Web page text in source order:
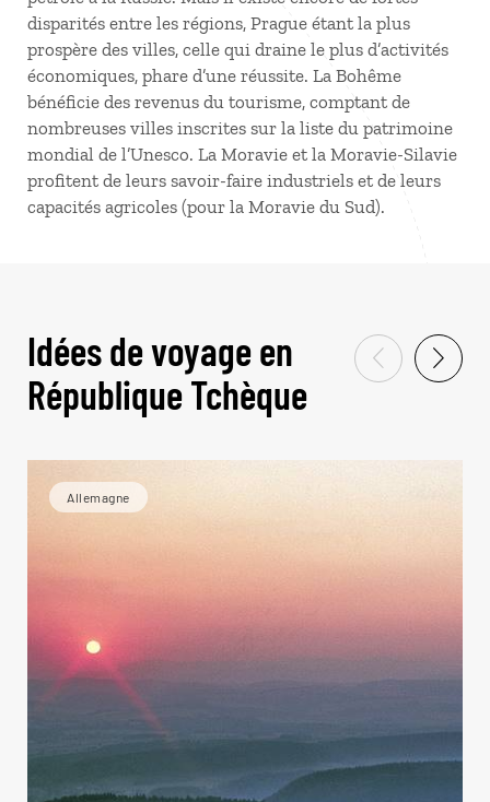
disparités entre les régions, Prague étant la plus
prospère des villes, celle qui draine le plus d’activités
économiques, phare d’une réussite. La Bohême
bénéficie des revenus du tourisme, comptant de
nombreuses villes inscrites sur la liste du patrimoine
mondial de l’Unesco. La Moravie et la Moravie-Silavie
profitent de leurs savoir-faire industriels et de leurs
capacités agricoles (pour la Moravie du Sud).
Idées de voyage en
République Tchèque
Allemagne